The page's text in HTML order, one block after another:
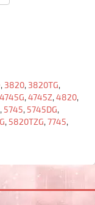
, 3820, 3820TG,
4745G,4745Z,4820,
, 5745, 5745DG,
, 5820TZG,7745,